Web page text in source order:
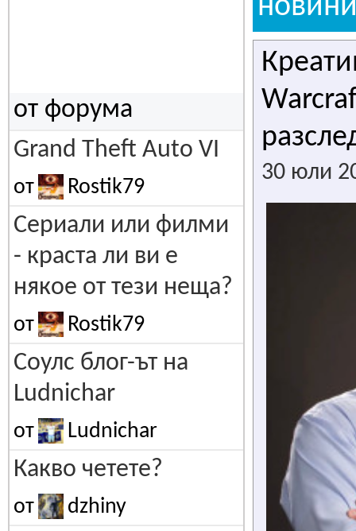
от форума
Grand Theft Auto VI
от Rostik79
Сериали или филми
- краста ли ви е
някое от тези неща?
от Rostik79
Соулс блог-ът на
Ludnichar
от Ludnichar
Какво четете?
от dzhiny
30 юли